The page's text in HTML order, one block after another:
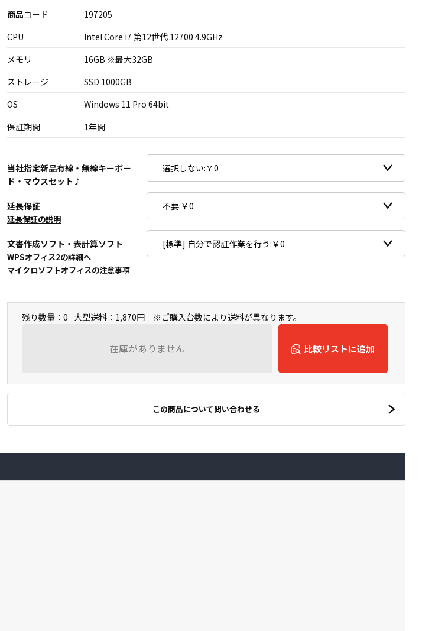
商品コード
197205
CPU
Intel Core i7 第12世代 12700 4.9GHz
メモリ
16GB ※最大32GB
ストレージ
SSD 1000GB
OS
Windows 11 Pro 64bit
保証期間
1年間
当社指定新品有線・無線キーボー
ド・マウスセット♪
延長保証
延長保証の説明
文書作成ソフト・表計算ソフト
WPSオフィス2の詳細へ
マイクロソフトオフィスの注意事項
残り数量：0 大型送料：1,870円 ※ご購入台数により送料が異なります。
在庫がありません 比較リストに追加
この商品について問い合わせる